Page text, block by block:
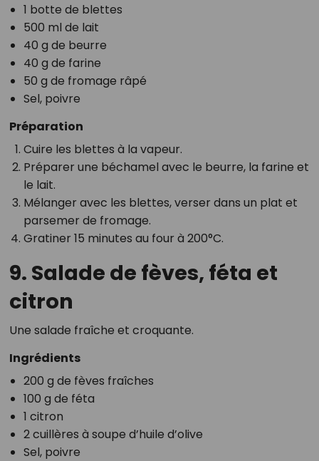
1 botte de blettes
500 ml de lait
40 g de beurre
40 g de farine
50 g de fromage râpé
Sel, poivre
Préparation
Cuire les blettes à la vapeur.
Préparer une béchamel avec le beurre, la farine et
le lait.
Mélanger avec les blettes, verser dans un plat et
parsemer de fromage.
Gratiner 15 minutes au four à 200°C.
9. Salade de fèves, féta et
citron
Une salade fraîche et croquante.
Ingrédients
200 g de fèves fraîches
100 g de féta
1 citron
2 cuillères à soupe d’huile d’olive
Sel, poivre